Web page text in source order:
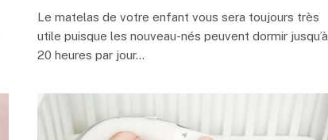
Le matelas de votre enfant vous sera toujours très
utile puisque les nouveau-nés peuvent dormir jusqu’à
20 heures par jour…